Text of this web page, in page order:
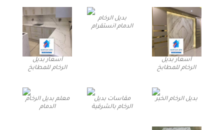
أسعار بديل
الرخام للمطابخ
بديل الرخام
الدمام انستقرام
أسعار بديل
الرخام للمطابخ
بديل الرخام الخبر
مقاسات بديل
الرخام بالشرقية
معلم بديل الرخام
الدمام